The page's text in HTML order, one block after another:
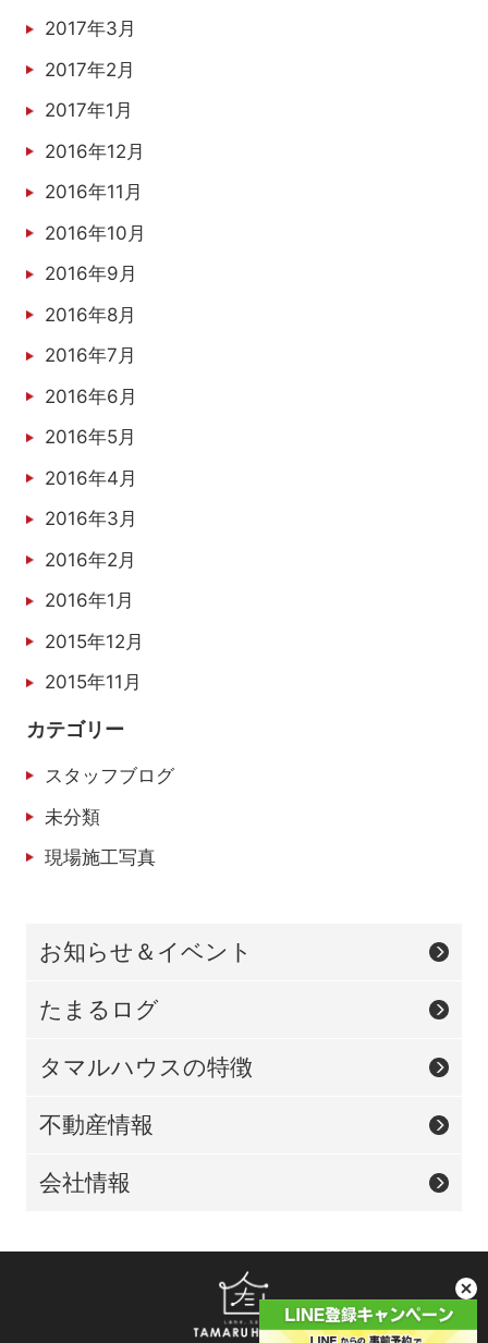
2017年3月
2017年2月
2017年1月
2016年12月
2016年11月
2016年10月
2016年9月
2016年8月
2016年7月
2016年6月
2016年5月
2016年4月
2016年3月
2016年2月
2016年1月
2015年12月
2015年11月
カテゴリー
スタッフブログ
未分類
現場施工写真
お知らせ＆イベント
たまるログ
タマルハウスの特徴
不動産情報
会社情報